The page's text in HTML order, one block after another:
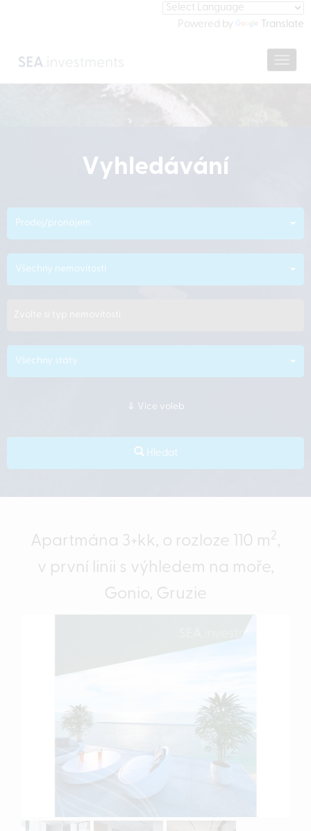
Powered by Translate
Vyhledávání
Prodej/pronájem
Všechny nemovitosti
Všechny státy
Více voleb
Hledat
Apartmána 3+kk, o rozloze 110 m2 ,
v první linii s výhledem na moře,
Gonio, Gruzie